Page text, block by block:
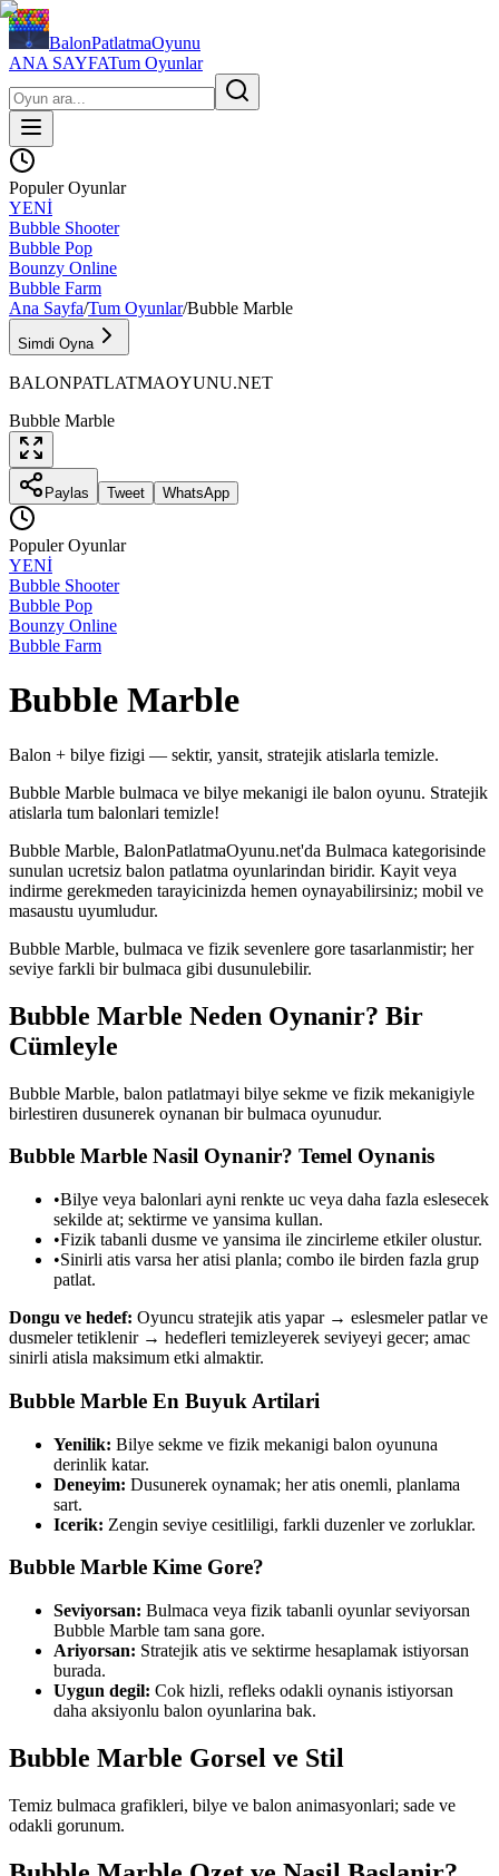
BalonPatlatmaOyunu
ANA SAYFATum Oyunlar
Populer Oyunlar
YENİ
Bubble Shooter
Bubble Pop
Bounzy Online
Bubble Farm
Ana Sayfa/Tum Oyunlar/Bubble Marble
Simdi Oyna
BALONPATLATMAOYUNU.NET
Bubble Marble
Paylas Tweet WhatsApp
Populer Oyunlar
YENİ
Bubble Shooter
Bubble Pop
Bounzy Online
Bubble Farm
Bubble Marble
Balon + bilye fizigi — sektir, yansit, stratejik atislarla temizle.
Bubble Marble bulmaca ve bilye mekanigi ile balon oyunu. Stratejik
atislarla tum balonlari temizle!
Bubble Marble, BalonPatlatmaOyunu.net'da Bulmaca kategorisinde
sunulan ucretsiz balon patlatma oyunlarindan biridir. Kayit veya
indirme gerekmeden tarayicinizda hemen oynayabilirsiniz; mobil ve
masaustu uyumludur.
Bubble Marble, bulmaca ve fizik sevenlere gore tasarlanmistir; her
seviye farkli bir bulmaca gibi dusunulebilir.
Bubble Marble Neden Oynanir? Bir
Cümleyle
Bubble Marble, balon patlatmayi bilye sekme ve fizik mekanigiyle
birlestiren dusunerek oynanan bir bulmaca oyunudur.
Bubble Marble Nasil Oynanir? Temel Oynanis
•Bilye veya balonlari ayni renkte uc veya daha fazla eslesecek
sekilde at; sektirme ve yansima kullan.
•Fizik tabanli dusme ve yansima ile zincirleme etkiler olustur.
•Sinirli atis varsa her atisi planla; combo ile birden fazla grup
patlat.
Dongu ve hedef: Oyuncu stratejik atis yapar → eslesmeler patlar ve
dusmeler tetiklenir → hedefleri temizleyerek seviyeyi gecer; amac
sinirli atisla maksimum etki almaktir.
Bubble Marble En Buyuk Artilari
Yenilik: Bilye sekme ve fizik mekanigi balon oyununa
derinlik katar.
Deneyim: Dusunerek oynamak; her atis onemli, planlama
sart.
Icerik: Zengin seviye cesitliligi, farkli duzenler ve zorluklar.
Bubble Marble Kime Gore?
Seviyorsan: Bulmaca veya fizik tabanli oyunlar seviyorsan
Bubble Marble tam sana gore.
Ariyorsan: Stratejik atis ve sektirme hesaplamak istiyorsan
burada.
Uygun degil: Cok hizli, refleks odakli oynanis istiyorsan
daha aksiyonlu balon oyunlarina bak.
Bubble Marble Gorsel ve Stil
Temiz bulmaca grafikleri, bilye ve balon animasyonlari; sade ve
odakli gorunum.